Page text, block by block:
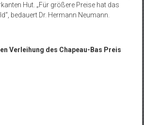
Hut. „Für größere Preise hat das
bedauert Dr. Hermann Neumann.
Verleihung des Chapeau-Bas Preis